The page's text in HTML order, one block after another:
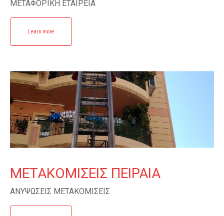
ΜΕΤΑΦΟΡΙΚΗ ΕΤΑΙΡΕΙΑ
Learn more
ΜΕΤΑΚΟΜΙΣΕΙΣ ΠΕΙΡΑΙΑ
ΑΝΥΨΩΣΕΙΣ ΜΕΤΑΚΟΜΙΣΕΙΣ